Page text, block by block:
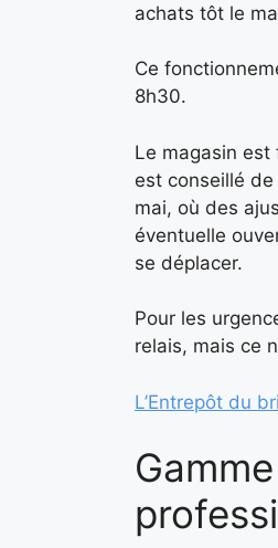
achats tôt le
Ce
8h30.
Le magasin
est conseillé
mai, où des
éventuelle
se déplacer.
Pour les
relais, mais ce
L’Entrepôt du